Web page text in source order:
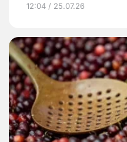
12:04 / 25.07.26